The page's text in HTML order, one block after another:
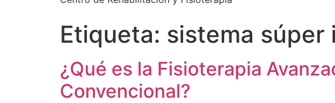
Etiqueta: sistema súper
¿Qué es la Fisioterapia
Convencional?